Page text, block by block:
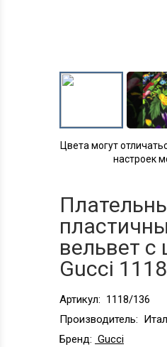
Цвета могут
настроек
вельвет с
Gucci
Артикул: 1118/136
Производитель:
Бренд: Gucci